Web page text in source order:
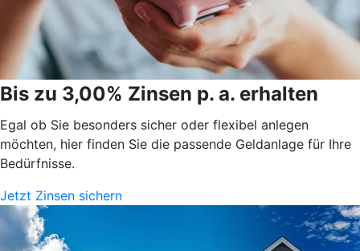
Bis zu 3,00% Zinsen p. a. erhalten
Egal ob Sie besonders sicher oder flexibel anlegen
möchten, hier finden Sie die passende Geldanlage für Ihre
Bedürfnisse.
Jetzt Zinsen sichern